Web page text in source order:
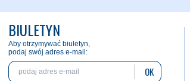
BIULETYN
Aby otrzymywać biuletyn,
podaj swój adres e-mail:
OK